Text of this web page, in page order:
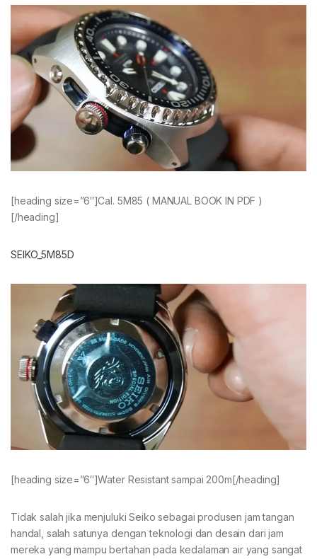
[heading size=”6″]Cal. 5M85 ( MANUAL BOOK IN PDF )
[/heading]
SEIKO_5M85D
[heading size=”6″]Water Resistant sampai 200m[/heading]
Tidak salah jika menjuluki Seiko sebagai produsen jam tangan
handal, salah satunya dengan teknologi dan desain dari jam
mereka yang mampu bertahan pada kedalaman air yang sangat